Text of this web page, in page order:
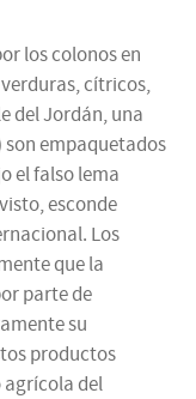
los colonos en
cítricos,
del Jordán, una
son empaquetados
el falso lema
esconde
Los
que la
parte de
su
productos
agrícola del